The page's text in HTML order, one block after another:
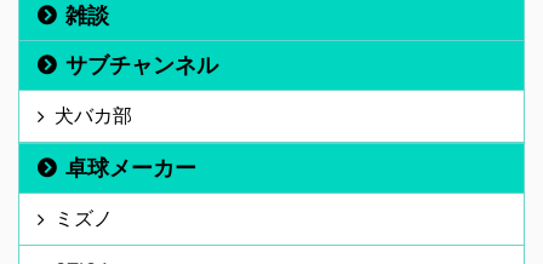
雑談
サブチャンネル
犬バカ部
卓球メーカー
ミズノ